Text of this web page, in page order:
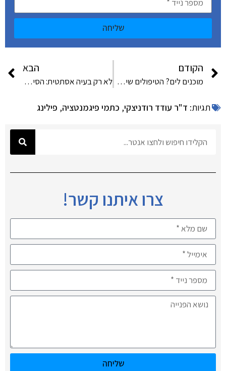
שליחה
הקודם
מוכנים לים? הטיפולים שיכינו אתכם לחודשי הקיץ
הבא
לא רק בעיה אסתטית: הסיכונים של הזעת יתר
תגיות: ד"ר עודד רודניצקי, כתמי פיגמנטציה, פילינג
צרו איתנו קשר!
שליחה